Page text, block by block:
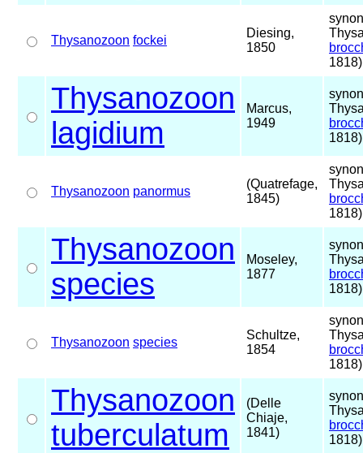
Thysanozoon fockei
Diesing,
1850
1818)
Thysanozoon
lagidium
Marcus,
1949
1818)
Thysanozoon panormus
(Quatrefage,
1845)
1818)
Thysanozoon
species
Moseley,
1877
1818)
Thysanozoon species
Schultze,
1854
1818)
Thysanozoon
tuberculatum
(Delle
Chiaje,
1841)
1818)